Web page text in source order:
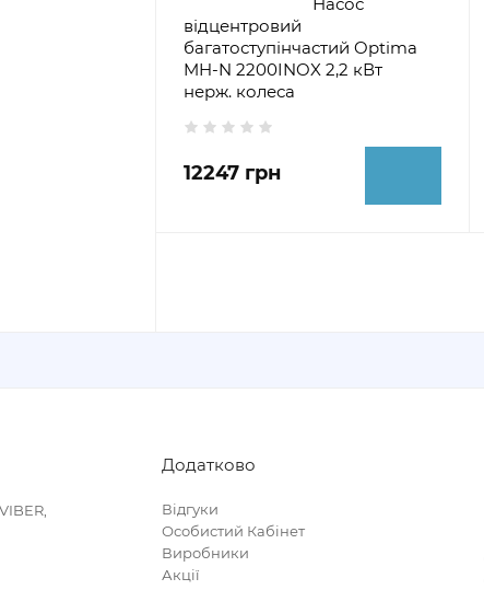
відцентровий
багатоступінчастий Optima
MH-N 2200INOX 2,2 кВт
нерж. колеса
12247 грн
Додатково
Відгуки
Особистий Кабінет
Виробники
Акції